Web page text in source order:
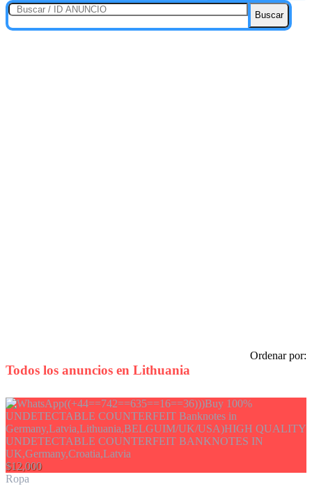
Buscar
Todos los anuncios en Lithuania
Ordenar por:
$12,000
Ropa